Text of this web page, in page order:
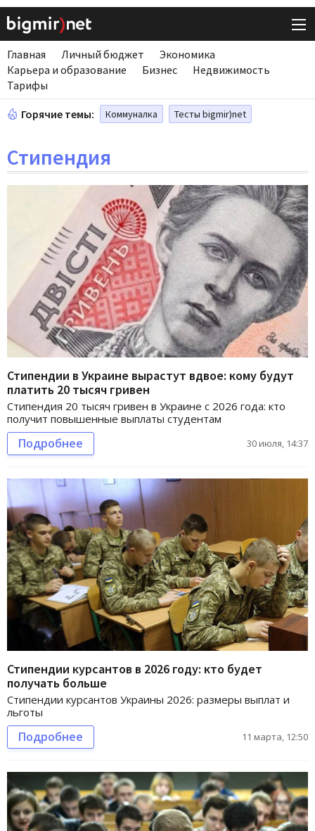
Главная Личный бюджет
Экономика
Карьера и образование
Бизнес
Недвижимость
Тарифы
Горячие темы: Коммуналка Тесты bigmir)net
Стипендия
Стипендии в Украине вырастут вдвое: кому будут
платить 20 тысяч гривен
Стипендия 20 тысяч гривен в Украине с 2026 года: кто
получит повышенные выплаты студентам
Подробнее 30 июля, 14:37
Стипендии курсантов в 2026 году: кто будет
получать больше
Стипендии курсантов Украины 2026: размеры выплат и
льготы
Подробнее 11 марта, 12:50